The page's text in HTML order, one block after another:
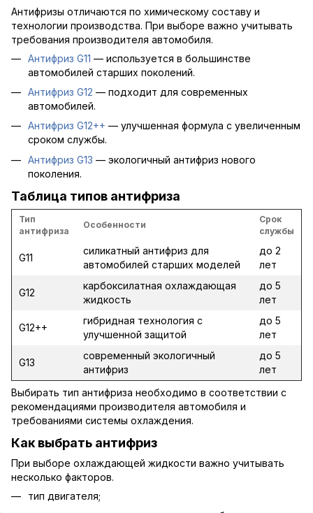
Антифризы отличаются по химическому составу и
технологии производства. При выборе важно учитывать
требования производителя автомобиля.
Антифриз G11 — используется в большинстве
автомобилей старших поколений.
Антифриз G12 — подходит для современных
автомобилей.
Антифриз G12++ — улучшенная формула с увеличенным
сроком службы.
Антифриз G13 — экологичный антифриз нового
поколения.
Таблица типов антифриза
Тип
антифриза
Особенности
Срок
службы
G11
силикатный антифриз для
автомобилей старших моделей
до 2
лет
G12
карбоксилатная охлаждающая
жидкость
до 5
лет
G12++
гибридная технология с
улучшенной защитой
до 5
лет
G13
современный экологичный
антифриз
до 5
лет
Выбирать тип антифриза необходимо в соответствии с
рекомендациями производителя автомобиля и
требованиями системы охлаждения.
Как выбрать антифриз
При выборе охлаждающей жидкости важно учитывать
несколько факторов.
тип двигателя;